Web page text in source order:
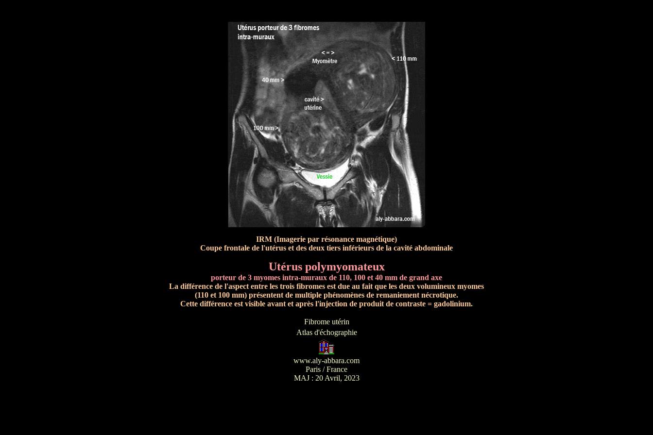
IRM (Imagerie par résonance magnétique)
Coupe frontale de l'utérus et des deux tiers inférieurs de la cavité abdominale
Utérus polymyomateux
porteur de 3 myomes intra-muraux de 110, 100 et 40 mm de grand axe
La différence de l'aspect entre les trois fibromes est due au fait que les deux volumineux myomes
(110 et 100 mm) présentent de multiple phénomènes de remaniement nécrotique.
Cette différence est visible avant et après l'injection de produit de contraste = gadolinium.
Fibrome utérin
Atlas d'échographie
www.aly-abbara.com
Paris / France
MAJ : 20 Avril, 2023